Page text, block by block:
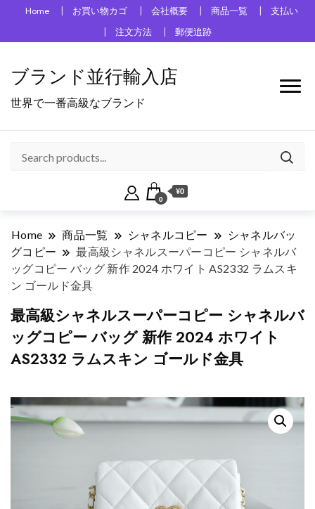
Home お買い物カゴ 会社概要 商品一覧
支払い
注文方法
郵便追跡
ブランド並行輸入店
世界で一番高級なブランド
0
¥0
Home 商品一覧 シャネルコピー
シャネルバッ
グコピー
最高級シャネルスーパーコピー シャネルバ
ッグコピー バッグ 新作 2024 ホワイト AS2332 ラムスキ
ン ゴールド金具
最高級シャネルスーパーコピー シャネルバ
ッグコピー バッグ 新作 2024 ホワイト
AS2332 ラムスキン ゴールド金具